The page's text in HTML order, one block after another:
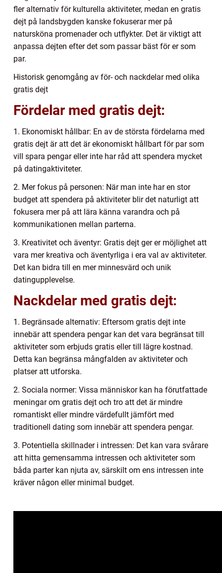
fler alternativ för kulturella aktiviteter, medan en gratis
dejt på landsbygden kanske fokuserar mer på
natursköna promenader och utflykter. Det är viktigt att
anpassa dejten efter det som passar bäst för er som
par.
Historisk genomgång av för- och nackdelar med olika
gratis dejt
Fördelar med gratis dejt:
1. Ekonomiskt hållbar: En av de största fördelarna med
gratis dejt är att det är ekonomiskt hållbart för par som
vill spara pengar eller inte har råd att spendera mycket
på datingaktiviteter.
2. Mer fokus på personen: När man inte har en stor
budget att spendera på aktiviteter blir det naturligt att
fokusera mer på att lära känna varandra och på
kommunikationen mellan parterna.
3. Kreativitet och äventyr: Gratis dejt ger er möjlighet att
vara mer kreativa och äventyrliga i era val av aktiviteter.
Det kan bidra till en mer minnesvärd och unik
datingupplevelse.
Nackdelar med gratis dejt:
1. Begränsade alternativ: Eftersom gratis dejt inte
innebär att spendera pengar kan det vara begränsat till
aktiviteter som erbjuds gratis eller till lägre kostnad.
Detta kan begränsa mångfalden av aktiviteter och
platser att utforska.
2. Sociala normer: Vissa människor kan ha förutfattade
meningar om gratis dejt och tro att det är mindre
romantiskt eller mindre värdefullt jämfört med
traditionell dating som innebär att spendera pengar.
3. Potentiella skillnader i intressen: Det kan vara svårare
att hitta gemensamma intressen och aktiviteter som
båda parter kan njuta av, särskilt om ens intressen inte
kräver någon eller minimal budget.